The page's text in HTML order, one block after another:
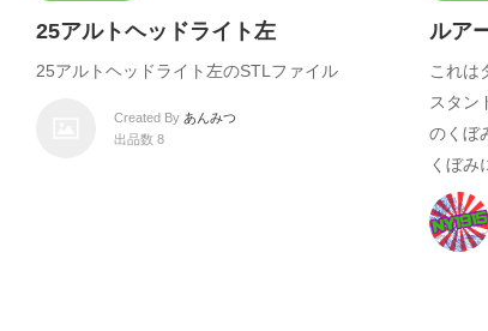
25アルトヘッドライト左
25アルトヘッドライト左のSTLファイル
Created By あんみつ
出品数 8
ルア
これは
スタン
のくぼ
くぼみ